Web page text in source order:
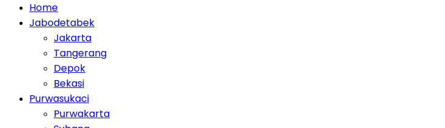
Home
Jabodetabek
Jakarta
Tangerang
Depok
Bekasi
Purwasukaci
Purwakarta